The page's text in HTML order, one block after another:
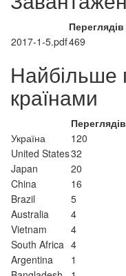
Переглядів
2017-1-5.pdf469
Найбільше
країнами
Переглядів
Україна
120
United States32
Japan
20
China
16
Brazil
5
Australia
4
Vietnam
4
South Africa 4
Argentina
1